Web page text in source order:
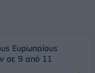
Ευρωπαίους
σε 9 από 11